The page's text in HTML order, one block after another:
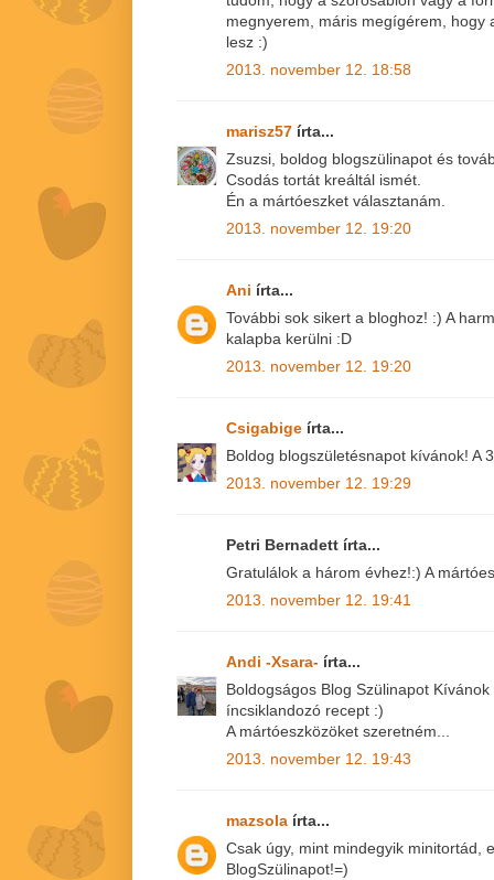
megnyerem, máris megígérem, hogy
lesz :)
2013. november 12. 18:58
marisz57 írta...
Zsuzsi, boldog blogszülinapot és
Csodás tortát kreáltál ismét.
Én a mártóeszket választanám.
2013. november 12. 19:20
Ani írta...
További sok sikert a bloghoz! :) A
kalapba kerülni :D
2013. november 12. 19:20
Csigabige írta...
Boldog blogszületésnapot kívánok! A
2013. november 12. 19:29
Petri Bernadett írta...
Gratulálok a három évhez!:) A
2013. november 12. 19:41
Andi -Xsara- írta...
Boldogságos Blog Szülinapot
íncsiklandozó recept :)
A mártóeszközöket szeretném...
2013. november 12. 19:43
mazsola írta...
Csak úgy, mint mindegyik minitortád,
BlogSzülinapot!=)